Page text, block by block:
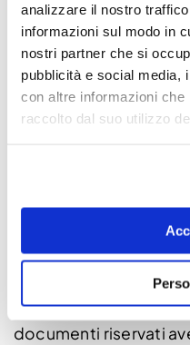
analizzare il nostro
informazioni sul modo in
nostri partner che si
pubblicità e social media,
con altre informazioni che
raccolto dal suo utilizzo
PEC. La nostra
9001 (certificazione
UNI-EN 15713
specializzata nel
Come lo
Documenti
realtà
In un’azienda
gestione interna
documenti riservati